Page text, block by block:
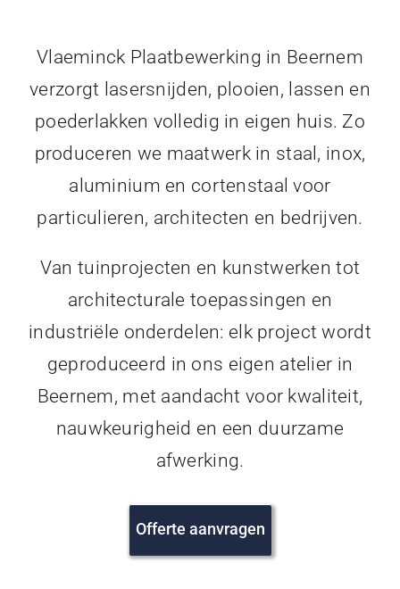
Vlaeminck Plaatbewerking in Beernem
verzorgt lasersnijden, plooien, lassen en
poederlakken volledig in eigen huis. Zo
produceren we maatwerk in staal, inox,
aluminium en cortenstaal voor
particulieren, architecten en bedrijven.
Van tuinprojecten en kunstwerken tot
architecturale toepassingen en
industriële onderdelen: elk project wordt
geproduceerd in ons eigen atelier in
Beernem, met aandacht voor kwaliteit,
nauwkeurigheid en een duurzame
afwerking.
Offerte aanvragen